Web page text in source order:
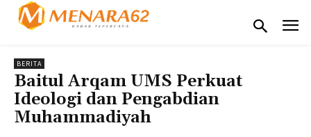
BERITA
Baitul Arqam UMS Perkuat
Ideologi dan Pengabdian
Muhammadiyah